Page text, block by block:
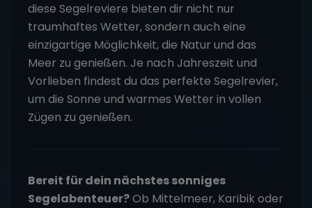
diese Segelreviere bieten dir nicht nur
traumhaftes Wetter, sondern auch eine
einzigartige Möglichkeit, die Natur und das
Meer zu genießen. Je nach Jahreszeit und
Vorlieben findest du das perfekte Segelrevier,
um die Sonne und warmes Wetter in vollen
Zügen zu genießen.
Bereit für dein nächstes sonniges
Segelabenteuer?Ob Mittelmeer, Karibik oder